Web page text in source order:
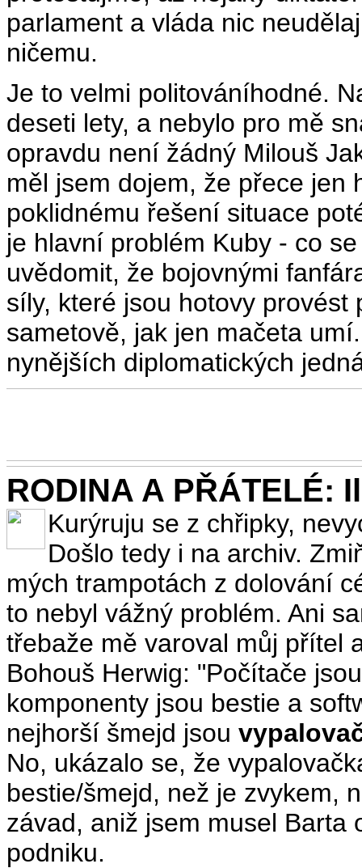
parlament a vláda nic
ničemu.
Je to velmi politováníhodné.
deseti lety, a nebylo pro mě
opravdu není žádný Milouš
měl jsem dojem, že přece jen
poklidnému řešení situace
je hlavní problém Kuby - co
uvědomit, že bojovnými
síly, které jsou hotovy
sametově, jak jen mačeta
nynějších diplomatických
RODINA A PŘÁTELÉ:
Kurýruju se z chřipky,
Došlo tedy i na archiv.
mých trampotách z dolování
to nebyl vážný problém. Ani
třebaže mě varoval můj přítel
Bohouš Herwig: "Počítače
komponenty jsou bestie a
nejhorší šmejd jsou
No, ukázalo se, že
bestie/šmejd, než je zvykem,
závad, aniž jsem musel Barta
podniku.